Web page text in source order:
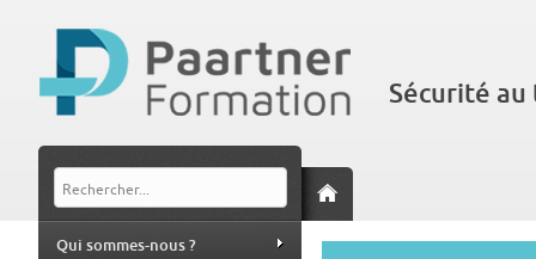
Sécurité
Qui sommes-nous ?